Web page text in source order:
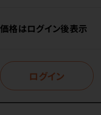
価格はログイン後表示
ログイン